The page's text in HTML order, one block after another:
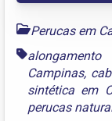
Perucas em
Campinas,
sintética em
perucas